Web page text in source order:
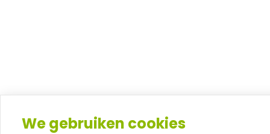
We gebruiken cookies